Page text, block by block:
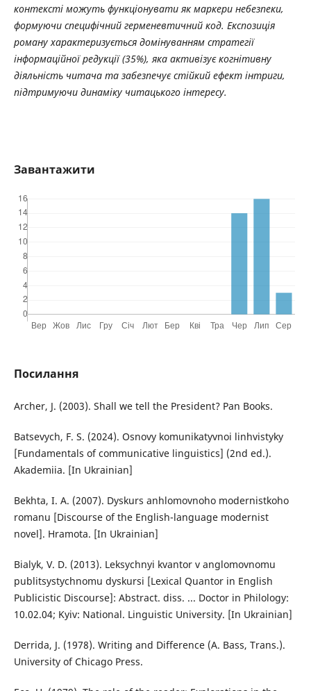
контексті можуть функціонувати як маркери небезпеки,
формуючи специфічний герменевтичний код. Експозиція
роману характеризується домінуванням стратегії
інформаційної редукції (35%), яка активізує когнітивну
діяльність читача та забезпечує стійкий ефект інтриги,
підтримуючи динаміку читацького інтересу.
Завантажити
Посилання
Archer, J. (2003). Shall we tell the President? Pan Books.
Batsevych, F. S. (2024). Osnovy komunikatyvnoi linhvistyky
[Fundamentals of communicative linguistics] (2nd ed.).
Akademiia. [In Ukrainian]
Bekhta, I. A. (2007). Dyskurs anhlomovnoho modernistkoho
romanu [Discourse of the English-language modernist
novel]. Hramota. [In Ukrainian]
Bialyk, V. D. (2013). Leksychnyi kvantor v anglomovnomu
publitsystychnomu dyskursi [Lexical Quantor in English
Publicistic Discourse]: Abstract. diss. ... Doctor in Philology:
10.02.04; Kyiv: National. Linguistic University. [In Ukrainian]
Derrida, J. (1978). Writing and Difference (A. Bass, Trans.).
University of Chicago Press.